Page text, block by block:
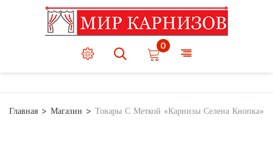
0
Главная Магазин Товары С Меткой «Карнизы Селена Кнопка»